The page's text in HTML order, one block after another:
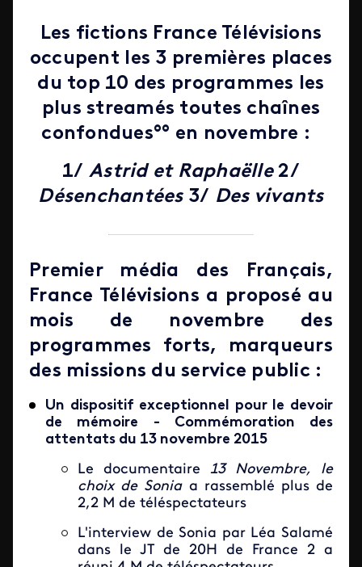
Les fictions France Télévisions
occupent les 3 premières places
du top 10 des programmes les
plus streamés toutes chaînes
confondues°° en novembre :
1/ Astrid et Raphaëlle2/
Désenchantées3/ Des vivants
Premier média des Français,
France Télévisions a proposé au
mois de novembre des
programmes forts, marqueurs
des missions du service public :
Un dispositif exceptionnel pour le devoir
de mémoire - Commémoration des
attentats du 13 novembre 2015
Le documentaire 13 Novembre, le
choix de Sonia a rassemblé plus de
2,2 M de téléspectateurs
L'interview de Sonia par Léa Salamé
dans le JT de 20H de France 2 a